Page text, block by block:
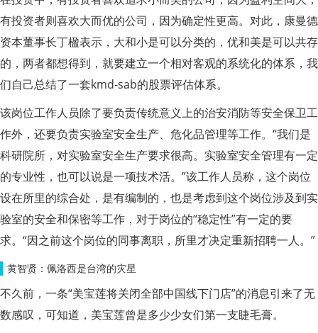
有投资者则喜欢大而优的公司，因为确定性更高。对此，康曼德
资本董事长丁楹表示，大和小是可以分类的，优和美是可以共存
的，两者都想得到，就要建立一个相对客观的系统化的体系，我
们自己总结了一套kmd-sab的股票评估体系。
该岗位工作人员除了要负责传统意义上的治安消防等安全保卫工
作外，还要负责实验室安全生产、危化品管理等工作。“我们是
科研院所，对实验室安全生产要求很高。实验室安全管理有一定
的专业性，也可以说是一项技术活。”该工作人员称，这个岗位
设在所里的综合处，是有编制的，也是考虑到这个岗位涉及到实
验室的安全和保密等工作，对于岗位的“稳定性”有一定的要
求。“因之前这个岗位的同事离职，所里才决定重新招聘一人。”
黄智贤：佩洛西是台湾的灾星
不久前，一条“美宝莲将关闭全部中国线下门店”的消息引来了无
数感叹，可知道，美宝莲曾是多少少女们第一支睫毛膏。